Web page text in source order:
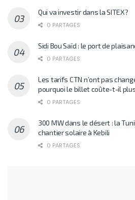
Qui va investir dans la SITEX?
0 PARTAGES
Sidi Bou Saïd : le port de
0 PARTAGES
Les tarifs CTN n’ont pas
pourquoi le billet coûte-t-il
0 PARTAGES
300 MW dans le désert : la
chantier solaire à Kebili
0 PARTAGES